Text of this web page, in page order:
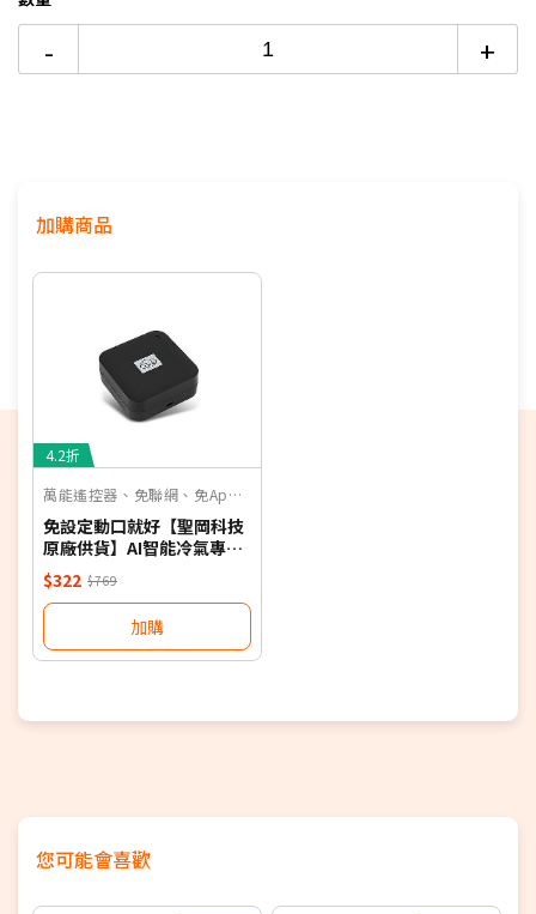
◆恆溫舒適
◆全程清淨
- +
加購商品
4.2折
萬能遙控器、免聯網、免App、聲控
免設定動口就好【聖岡科技
原廠供貨】AI智能冷氣專用
語音遙控器 保固一年 適用對
應廠牌 NB
$322 $769
加購
您可能會喜歡